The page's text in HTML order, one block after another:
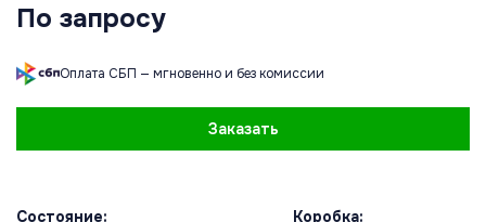
По запросу
Оплата СБП — мгновенно и без комиссии
Заказать
Состояние:
Коробка: